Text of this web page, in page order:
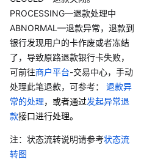
PROCESSING—退款处理中
ABNORMAL—退款异常，退款到
银行发现用户的卡作废或者冻结
了，导致原路退款银行卡失败，
可前往商户平台-交易中心，手动
处理此笔退款，可参考： 退款异
常的处理， 或者通过发起异常退
款接口进行处理。
注：状态流转说明请参考状态流
转图